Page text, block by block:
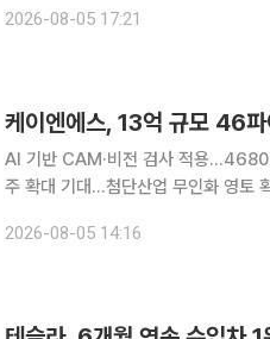
내수 판매가 부진한 가운데 하이브리
2026-08-05 17:21
케이엔에스, 13억 규모 46
AI 기반 CAM·비전 검사 적용…4680
주 확대 기대…첨단산업 무인화 영토 확장 첨단산업 무인 자동화 전문기업 케이엔에스가
행진을 이어갔다. 인공지능(AI) 기술
2026-08-05 14:16